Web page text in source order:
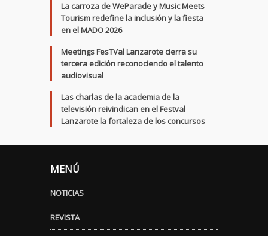
La carroza de WeParade y Music Meets
Tourism redefine la inclusión y la fiesta
en el MADO 2026
Meetings FesTVal Lanzarote cierra su
tercera edición reconociendo el talento
audiovisual
Las charlas de la academia de la
televisión reivindican en el Festval
Lanzarote la fortaleza de los concursos
MENÚ
NOTICIAS
REVISTA